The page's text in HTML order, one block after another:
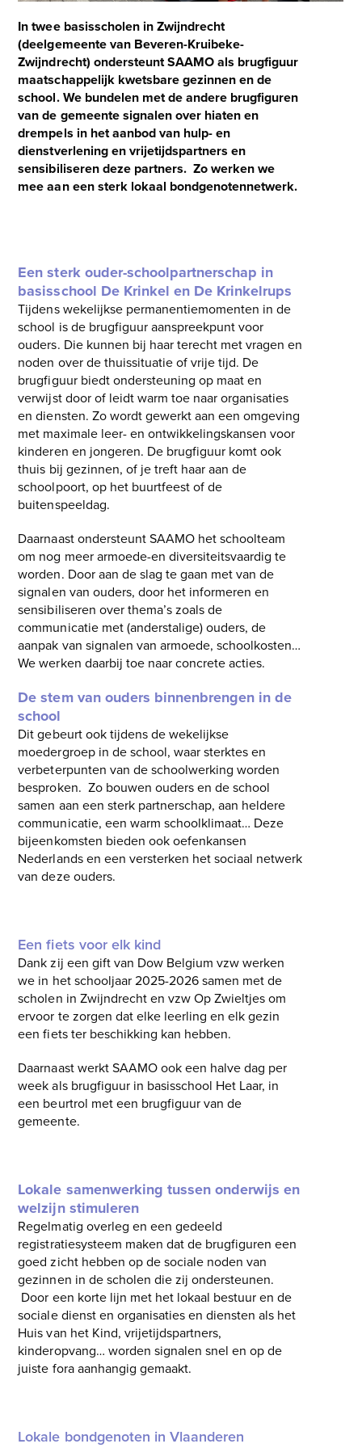
In twee basisscholen in Zwijndrecht
(deelgemeente van Beveren-Kruibeke-
Zwijndrecht) ondersteunt SAAMO als brugfiguur
maatschappelijk kwetsbare gezinnen en de
school. We bundelen met de andere brugfiguren
van de gemeente signalen over hiaten en
drempels in het aanbod van hulp- en
dienstverlening en vrijetijdspartners en
sensibiliseren deze partners. Zo werken we
mee aan een sterk lokaal bondgenotennetwerk.
Een sterk ouder-schoolpartnerschap in
basisschool De Krinkel en De Krinkelrups
Tijdens wekelijkse permanentiemomenten in de
school is de brugfiguur aanspreekpunt voor
ouders. Die kunnen bij haar terecht met vragen en
noden over de thuissituatie of vrije tijd. De
brugfiguur biedt ondersteuning op maat en
verwijst door of leidt warm toe naar organisaties
en diensten. Zo wordt gewerkt aan een omgeving
met maximale leer- en ontwikkelingskansen voor
kinderen en jongeren. De brugfiguur komt ook
thuis bij gezinnen, of je treft haar aan de
schoolpoort, op het buurtfeest of de
buitenspeeldag.
Daarnaast ondersteunt SAAMO het schoolteam
om nog meer armoede-en diversiteitsvaardig te
worden. Door aan de slag te gaan met van de
signalen van ouders, door het informeren en
sensibiliseren over thema’s zoals de
communicatie met (anderstalige) ouders, de
aanpak van signalen van armoede, schoolkosten…
We werken daarbij toe naar concrete acties.
De stem van ouders binnenbrengen in de
school
Dit gebeurt ook tijdens de wekelijkse
moedergroep in de school, waar sterktes en
verbeterpunten van de schoolwerking worden
besproken. Zo bouwen ouders en de school
samen aan een sterk partnerschap, aan heldere
communicatie, een warm schoolklimaat… Deze
bijeenkomsten bieden ook oefenkansen
Nederlands en een versterken het sociaal netwerk
van deze ouders.
Een fiets voor elk kind
Dank zij een gift van Dow Belgium vzw werken
we in het schooljaar 2025-2026 samen met de
scholen in Zwijndrecht en vzw Op Zwieltjes om
ervoor te zorgen dat elke leerling en elk gezin
een fiets ter beschikking kan hebben.
Daarnaast werkt SAAMO ook een halve dag per
week als brugfiguur in basisschool Het Laar, in
een beurtrol met een brugfiguur van de
gemeente.
Lokale samenwerking tussen onderwijs en
welzijn stimuleren
Regelmatig overleg en een gedeeld
registratiesysteem maken dat de brugfiguren een
goed zicht hebben op de sociale noden van
gezinnen in de scholen die zij ondersteunen.
Door een korte lijn met het lokaal bestuur en de
sociale dienst en organisaties en diensten als het
Huis van het Kind, vrijetijdspartners,
kinderopvang… worden signalen snel en op de
juiste fora aanhangig gemaakt.
Lokale bondgenoten in Vlaanderen